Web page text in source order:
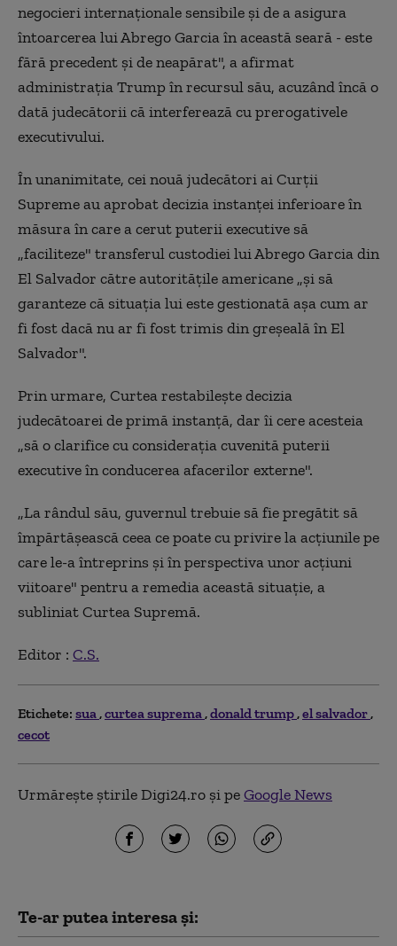
negocieri internaţionale sensibile şi de a asigura
întoarcerea lui Abrego Garcia în această seară - este
fără precedent şi de neapărat", a afirmat
administraţia Trump în recursul său, acuzând încă o
dată judecătorii că interferează cu prerogativele
executivului.
În unanimitate, cei nouă judecători ai Curţii
Supreme au aprobat decizia instanţei inferioare în
măsura în care a cerut puterii executive să
„faciliteze" transferul custodiei lui Abrego Garcia din
El Salvador către autorităţile americane „şi să
garanteze că situaţia lui este gestionată aşa cum ar
fi fost dacă nu ar fi fost trimis din greşeală în El
Salvador".
Prin urmare, Curtea restabileşte decizia
judecătoarei de primă instanţă, dar îi cere acesteia
„să o clarifice cu consideraţia cuvenită puterii
executive în conducerea afacerilor externe".
„La rândul său, guvernul trebuie să fie pregătit să
împărtăşească ceea ce poate cu privire la acţiunile pe
care le-a întreprins şi în perspectiva unor acţiuni
viitoare" pentru a remedia această situaţie, a
subliniat Curtea Supremă.
Editor : C.S.
Etichete: sua curtea suprema donald trump el salvador
cecot
Urmărește știrile Digi24.ro și peGoogle News
Te-ar putea interesa și: